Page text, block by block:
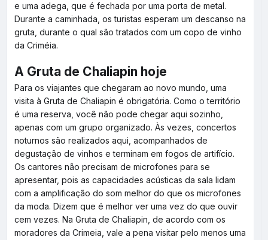
e uma adega, que é fechada por uma porta de metal.
Durante a caminhada, os turistas esperam um descanso na
gruta, durante o qual são tratados com um copo de vinho
da Criméia.
A Gruta de Chaliapin hoje
Para os viajantes que chegaram ao novo mundo, uma
visita à Gruta de Chaliapin é obrigatória. Como o território
é uma reserva, você não pode chegar aqui sozinho,
apenas com um grupo organizado. Às vezes, concertos
noturnos são realizados aqui, acompanhados de
degustação de vinhos e terminam em fogos de artifício.
Os cantores não precisam de microfones para se
apresentar, pois as capacidades acústicas da sala lidam
com a amplificação do som melhor do que os microfones
da moda. Dizem que é melhor ver uma vez do que ouvir
cem vezes. Na Gruta de Chaliapin, de acordo com os
moradores da Crimeia, vale a pena visitar pelo menos uma